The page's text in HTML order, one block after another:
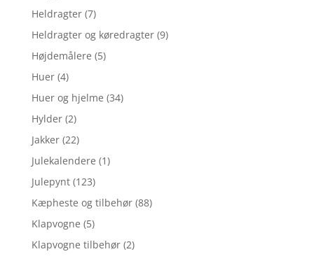
Heldragter (7)
Heldragter og køredragter (9)
Højdemålere (5)
Huer (4)
Huer og hjelme (34)
Hylder (2)
Jakker (22)
Julekalendere (1)
Julepynt (123)
Kæpheste og tilbehør (88)
Klapvogne (5)
Klapvogne tilbehør (2)